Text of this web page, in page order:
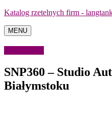
Katalog rzetelnych firm -
MENU
SNP360 – Studio
Białymstoku